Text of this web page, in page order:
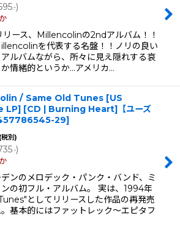
.-)
リース、Millencolinの2ndアルバム！！
を代表する名盤！！ノリの良い
ルバムながら、所々に見え隠れする哀
情緒的というか…アメリカ…
/ Same Old Tunes [US
LP] [CD | Burning Heart]【ユーズ
29]
(税別)
.-)
ンのメロデック・パンク・バンド、ミ
ンの初フル・アルバム。 実は、1994年
としてリリースした作品の再発売
基本的にはファットレック〜エピタフ